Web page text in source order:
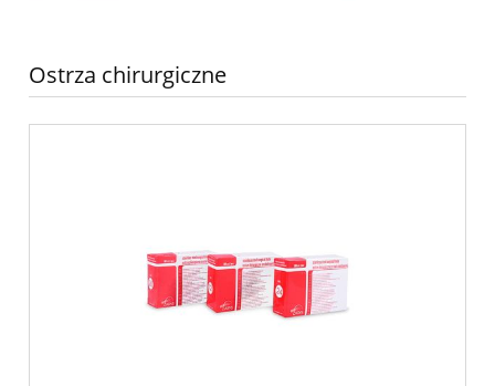
Ostrza chirurgiczne